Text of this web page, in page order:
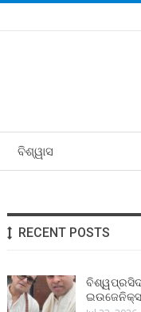
ବିଶ୍ୱାସ
RECENT POSTS
ଇଉଜେନିକ୍ସ